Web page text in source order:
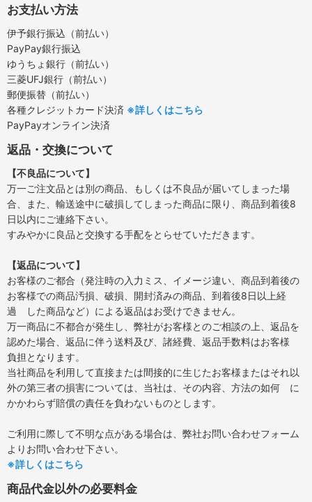
お支払い方法
伊予銀行振込（前払い）
PayPay銀行振込
ゆうちょ銀行（前払い）
三菱UFJ銀行（前払い）
郵便振替（前払い）
各種クレジットカード決済 ※詳しくはこちら
PayPayオンライン決済
返品・交換について
【不良品について】
万一ご注文品とは別の商品、もしくは不良品が届いてしまった場
合、また、輸送途中に破損してしまった商品に限り、商品到着後8
日以内にご連絡下さい。
すみやかに良品と交換する手配をとらせていただきます。
【返品について】
お客様のご都合（発注時の入力ミス、イメージ違い、商品到着後の
お客様での商品汚損、破損、開封済みの商品、到着後8日以上経
過 した商品など）による返品はお受けできません。
万一商品に不都合が発生し、弊社がお客様とのご相談の上、返品を
認めた場合、返品に伴う送料及び、諸経費、返品手数料はお客様
負担となります。
当社商品を利用して直接または間接的に生じたお客様またはそれ以
外の第三者の損害については、当社は、その内容、方法の如何 に
かかわらず賠償の責任を負わないものとします。
ご利用に際して不明な点がある場合は、弊社お問い合わせフォーム
よりお問い合わせ下さい。
※詳しくはこちら
商品代金以外の必要料金